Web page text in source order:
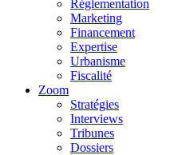
Réglementation
Marketing
Financement
Expertise
Urbanisme
Fiscalité
Zoom
Stratégies
Interviews
Tribunes
Dossiers